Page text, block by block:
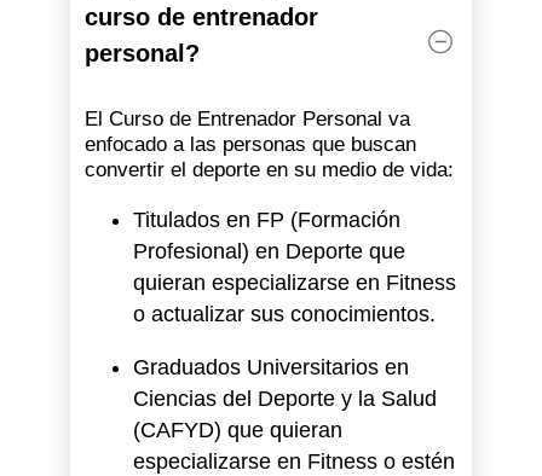
curso de entrenador
personal?
El Curso de Entrenador Personal va
enfocado a las personas que buscan
convertir el deporte en su medio de vida:
Titulados en FP (Formación
Profesional) en Deporte que
quieran especializarse en Fitness
o actualizar sus conocimientos.
Graduados Universitarios en
Ciencias del Deporte y la Salud
(CAFYD) que quieran
especializarse en Fitness o estén